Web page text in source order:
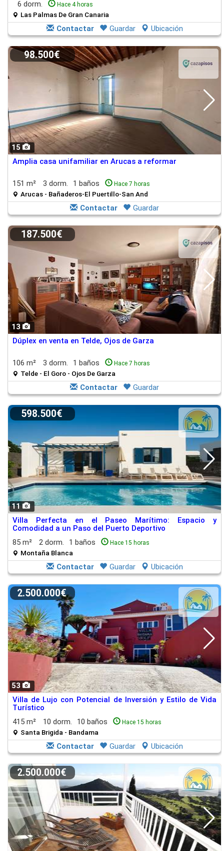
6 dorm. Hace 4 horas
Las Palmas De Gran Canaria
Contactar Guardar Ubicación
15
98.500€
Amplia casa unifamiliar en Arucas a reformar
151 m² 3 dorm. 1 baños Hace 7 horas
Arucas - Bañaderos-El Puertillo-San And
Contactar Guardar
13
187.500€
Dúplex en venta en Telde, Ojos de Garza
106 m² 3 dorm. 1 baños Hace 7 horas
Telde - El Goro - Ojos De Garza
Contactar Guardar
11
598.500€
Villa Perfecta en el Paseo Marítimo: Espacio y
Comodidad a un Paso del Puerto Deportivo
85 m²
2 dorm. 1 baños Hace 15 horas
Montaña Blanca
Contactar Guardar Ubicación
53
2.500.000€
Villa de Lujo con Potencial de Inversión y Estilo de Vida
Turístico
415 m²
10 dorm. 10 baños Hace 15 horas
Santa Brigida - Bandama
Contactar Guardar Ubicación
2.500.000€